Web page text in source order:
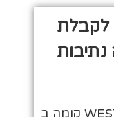
לקבלת